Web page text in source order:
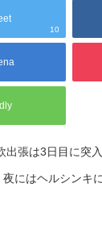
10
出張は3日目に突
にはヘルシンキ